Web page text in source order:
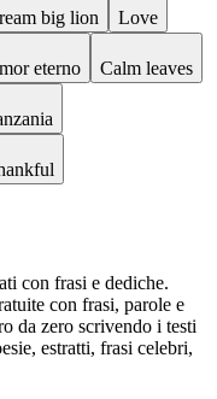
big lion Love
eterno Calm leaves
con frasi e dediche.
con frasi, parole e
da zero scrivendo i testi
estratti, frasi celebri,